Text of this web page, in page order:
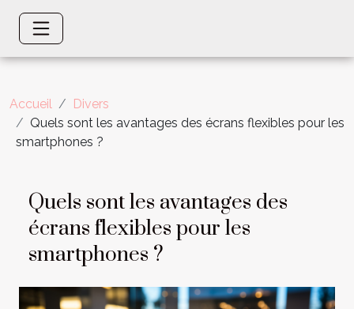
Accueil
Divers
Quels sont les avantages des écrans flexibles pour les
smartphones ?
Quels sont les avantages des
écrans flexibles pour les
smartphones ?